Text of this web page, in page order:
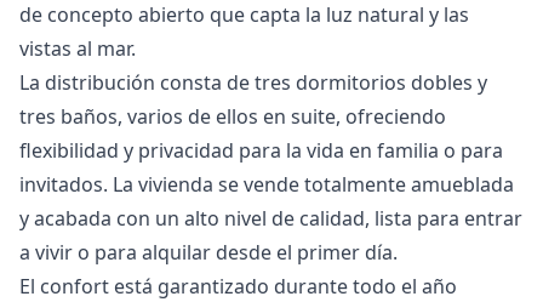
de concepto abierto que capta la luz natural y las
vistas al mar.
La distribución consta de tres dormitorios dobles y
tres baños, varios de ellos en suite, ofreciendo
flexibilidad y privacidad para la vida en familia o para
invitados. La vivienda se vende totalmente amueblada
y acabada con un alto nivel de calidad, lista para entrar
a vivir o para alquilar desde el primer día.
El confort está garantizado durante todo el año